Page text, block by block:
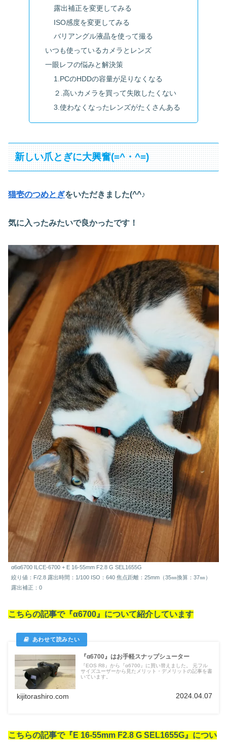
露出補正を変更してみる
ISO感度を変更してみる
バリアングル液晶を使って撮る
いつも使っているカメラとレンズ
一眼レフの悩みと解決策
1.PCのHDDの容量が足りなくなる
２.高いカメラを買って失敗したくない
3.使わなくなったレンズがたくさんある
新しい爪とぎに大興奮(=^・^=)
猫壱のつめとぎをいただきました(^^♪
気に入ったみたいで良かったです！
α6α6700 ILCE-6700 + E 16-55mm F2.8 G SEL1655G
絞り値：F/2.8 露出時間：1/100 ISO：640 焦点距離：25mm（35㎜換算：37㎜）
露出補正：0
こちらの記事で『α6700』について紹介しています
『α6700』はお手軽スナップシューター
『EOS R8』から『α6700』に買い替えました。 元フル
サイズユーザーから見たメリット・デメリットの記事を書
いています。
kijitorashiro.com 2024.04.07
こちらの記事で『E 16-55mm F2.8 G SEL1655G』につい